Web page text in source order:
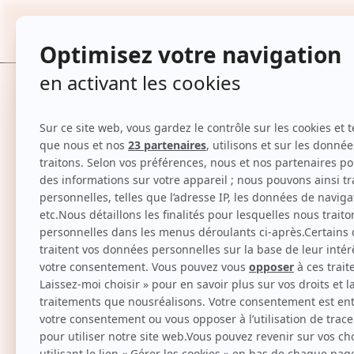
Shampoing nourrissant - Ultimate Smooth -
Shampoing nourrissant - Ultimate